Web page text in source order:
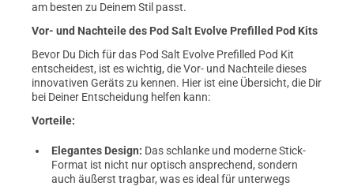
am besten zu Deinem Stil passt.
Vor- und Nachteile des Pod Salt Evolve Prefilled Pod Kits
Bevor Du Dich für das Pod Salt Evolve Prefilled Pod Kit
entscheidest, ist es wichtig, die Vor- und Nachteile dieses
innovativen Geräts zu kennen. Hier ist eine Übersicht, die Dir
bei Deiner Entscheidung helfen kann:
Vorteile:
Elegantes Design: Das schlanke und moderne Stick-
Format ist nicht nur optisch ansprechend, sondern
auch äußerst tragbar, was es ideal für unterwegs